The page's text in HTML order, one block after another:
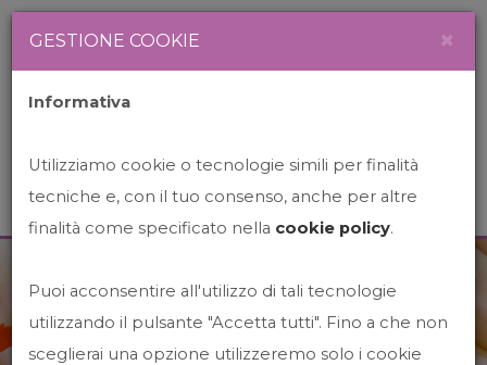
News&Events
GESTIONE COOKIE ×
Informativa
Utilizziamo cookie o tecnologie simili per finalità
tecniche e, con il tuo consenso, anche per altre
finalità come specificato nella cookie policy.
Puoi acconsentire all'utilizzo di tali tecnologie
utilizzando il pulsante "Accetta tutti". Fino a che non
sceglierai una opzione utilizzeremo solo i cookie